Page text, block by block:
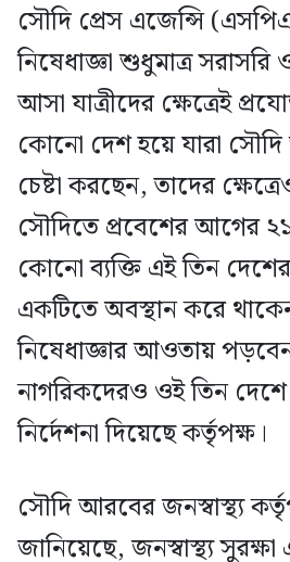
সৌদি প্রেস এজেন্সি
নিষেধাজ্ঞা শুধুমাত্র
আসা যাত্রীদের ক্ষেত্রেই
কোনো দেশ হয়ে যারা
চেষ্টা করছেন, তাদের
সৌদিতে প্রবেশের আগের
কোনো ব্যক্তি এই তিন
একটিতে অবস্থান করে
নিষেধাজ্ঞার আওতায়
নাগরিকদেরও ওই তিন দেশে
নির্দেশনা দিয়েছে কর্তৃপক্ষ।
সৌদি আরবের জনস্বাস্থ্য
জানিয়েছে, জনস্বাস্থ্য